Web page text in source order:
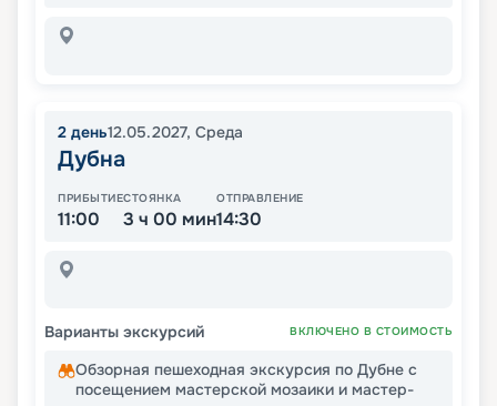
2 день12.05.2027, Среда
Дубна
ПРИБЫТИЕ
11:00
СТОЯНКА
3 ч 00 мин
ОТПРАВЛЕНИЕ
14:30
Варианты экскурсий ВКЛЮЧЕНО В СТОИМОСТЬ
Обзорная пешеходная экскурсия по Дубне с
посещением мастерской мозаики и мастер-